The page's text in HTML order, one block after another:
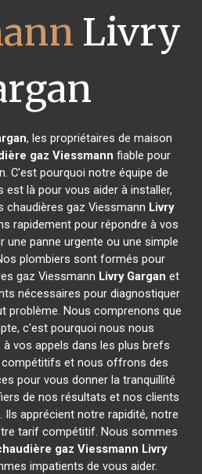
Livry
, les propriétaires de maison
gaz Viessmann fiable pour
C'est pourquoi notre équipe de
est là pour vous aider à installer,
chaudières gaz Viessmann Livry
rapidement pour répondre à vos
une panne urgente ou une simple
plombiers sont formés pour
gaz Viessmann Livry Gargan et
nécessaires pour diagnostiquer
problème. Nous comprenons que
c'est pourquoi nous nous
vos appels dans les plus brefs
et nous offrons des
pour vous donner la tranquillité
de nos résultats et nos clients
apprécient notre rapidité, notre
tarif compétitif. Nous sommes
gaz Viessmann Livry
impatients de vous aider.